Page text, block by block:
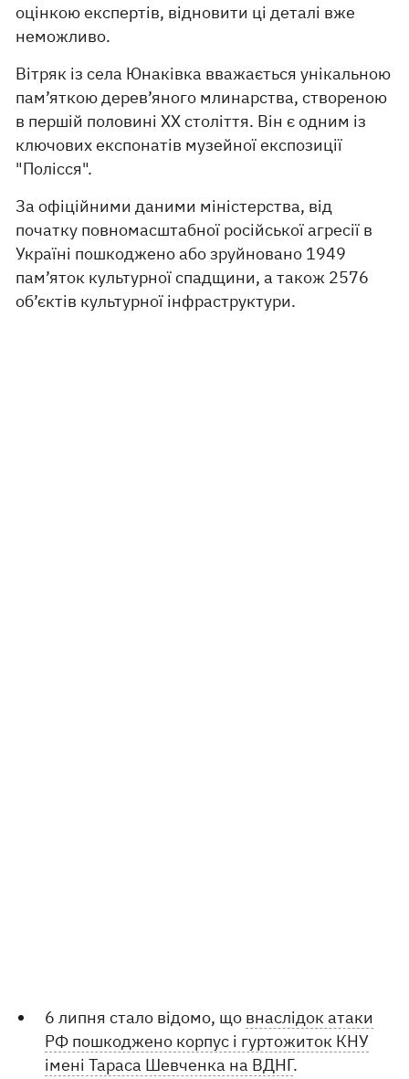
оцінкою експертів, відновити ці деталі вже
неможливо.
Вітряк із села Юнаківка вважається унікальною
пам’яткою дерев’яного млинарства, створеною
в першій половині ХХ століття. Він є одним із
ключових експонатів музейної експозиції
"Полісся".
За офіційними даними міністерства, від
початку повномасштабної російської агресії в
Україні пошкоджено або зруйновано 1949
пам’яток культурної спадщини, а також 2576
об’єктів культурної інфраструктури.
6 липня стало відомо, що внаслідок атаки
РФ пошкоджено корпус і гуртожиток КНУ
імені Тараса Шевченка на ВДНГ.